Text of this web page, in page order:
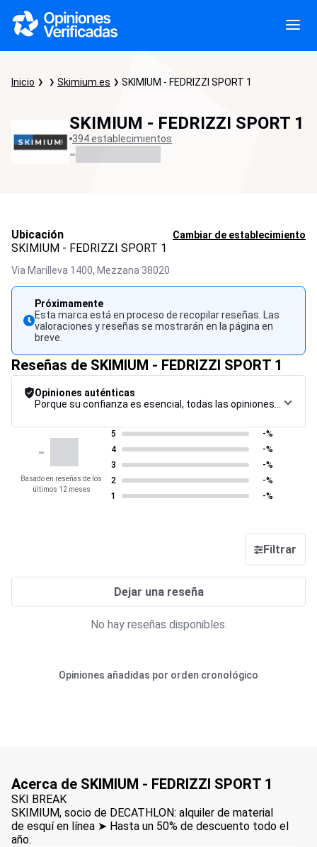
Inicio Skimium.es SKIMIUM - FEDRIZZI SPORT 1
SKIMIUM - FEDRIZZI SPORT 1
394 establecimientos
-
Ubicación Cambiar de establecimiento
SKIMIUM - FEDRIZZI SPORT 1
Via Marilleva 1400, Mezzana 38020
Próximamente
Esta marca está en proceso de recopilar reseñas. Las
valoraciones y reseñas se mostrarán en la página en
breve.
Reseñas de SKIMIUM - FEDRIZZI SPORT 1
Opiniones auténticas
-
Basado en reseñas de los
últimos 12 meses
5
-%
4
-%
3
-%
2
-%
1
-%
Filtrar
Dejar una reseña
No hay reseñas disponibles.
Opiniones añadidas por orden cronológico
Acerca de SKIMIUM - FEDRIZZI SPORT 1
SKI BREAK
SKIMIUM, socio de DECATHLON: alquiler de material
de esquí en línea ➤ Hasta un 50% de descuento todo el
año.